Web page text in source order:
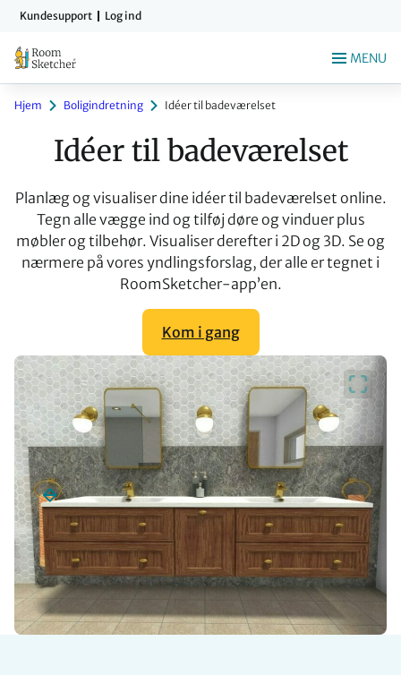
indholdet
Kundesupport Log ind
MENU
Hjem Boligindretning Idéer til badeværelset
Idéer til badeværelset
Planlæg og visualiser dine idéer til badeværelset online.
Tegn alle vægge ind og tilføj døre og vinduer plus
møbler og tilbehør. Visualiser derefter i 2D og 3D. Se og
nærmere på vores yndlingsforslag, der alle er tegnet i
RoomSketcher-app’en.
Kom i gang